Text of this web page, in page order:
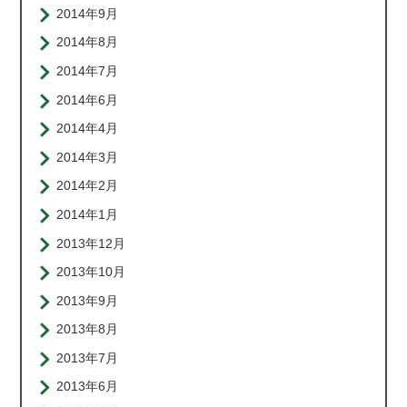
2014年9月
2014年8月
2014年7月
2014年6月
2014年4月
2014年3月
2014年2月
2014年1月
2013年12月
2013年10月
2013年9月
2013年8月
2013年7月
2013年6月